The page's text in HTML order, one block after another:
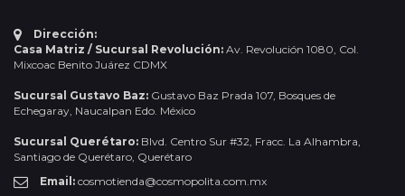
Dirección:
Casa Matriz / Sucursal Revolución: Av. Revolución 1080, Col.
Mixcoac Benito Juárez CDMX
Sucursal Gustavo Baz: Gustavo Baz Prada 107, Bosques de
Echegaray, Naucalpan Edo. México
Sucursal Querétaro: Blvd. Centro Sur #32, Fracc. La Alhambra,
Santiago de Querétaro, Querétaro
Email: cosmotienda@cosmopolita.com.mx